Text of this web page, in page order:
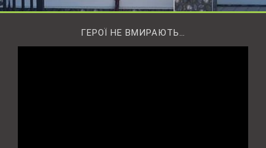
ГЕРОЇ НЕ ВМИРАЮТЬ…